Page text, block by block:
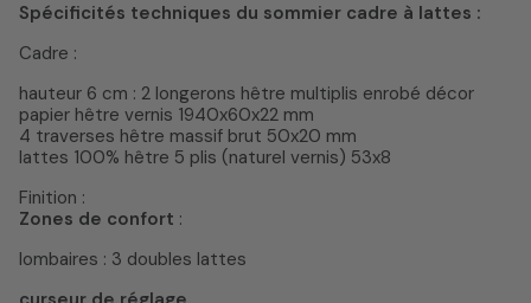
Spécificités techniques du sommier cadre à lattes :
Cadre :
hauteur 6 cm : 2 longerons hêtre multiplis enrobé décor
papier hêtre vernis 1940x60x22 mm
4 traverses hêtre massif brut 50x20 mm
lattes 100% hêtre 5 plis (naturel vernis) 53x8
Finition :
Zones de confort :
lombaires : 3 doubles lattes